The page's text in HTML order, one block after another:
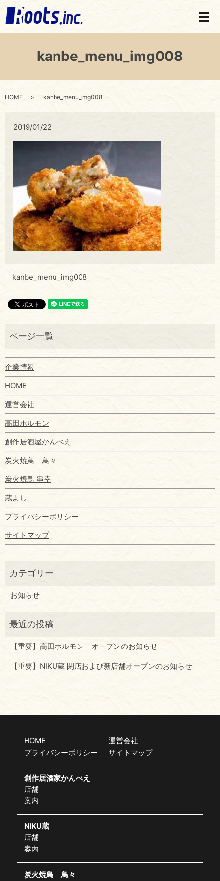
メ
kanbe_menu_img008
HOME kanbe_menu_img008
2019/01/22
kanbe_menu_img008
企業情報
HOME
運営会社
高田ホルモン
創作居酒屋かんべえ
炭火焼鳥 鳥々
炭火焼鳥 串幸
蔵よし
プライバシーポリシー
サイトマップ
お知らせ
【重要】高田ホルモン オープンのお知らせ
【重要】NIKU蔵 閉店および新店舗オープンのお知らせ
HOME
運営会社
プライバシーポリシー
サイトマップ
創作居酒家かんべえ
店舗
案内
NIKU蔵
店舗
案内
炭火焼鳥 鳥々